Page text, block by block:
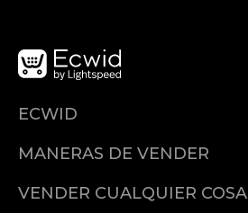
ECWID
Demo
Precios
MANERAS DE VENDER
Facebook
VENDER CUALQUIER COSA